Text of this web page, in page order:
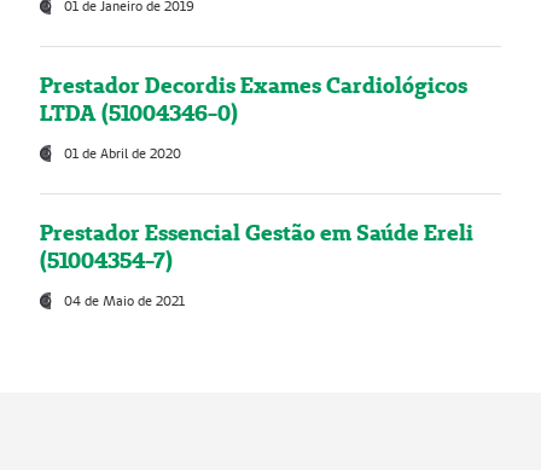
01 de Janeiro de 2019
Prestador Decordis Exames Cardiológicos
LTDA (51004346-0)
01 de Abril de 2020
Prestador Essencial Gestão em Saúde Ereli
(51004354-7)
04 de Maio de 2021